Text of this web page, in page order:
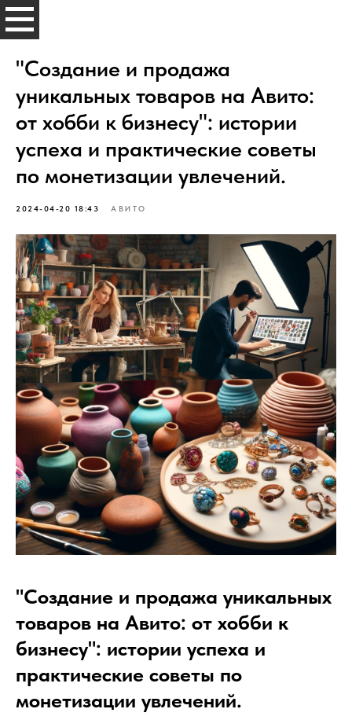
"Создание и продажа
уникальных товаров на Авито:
от хобби к бизнесу": истории
успеха и практические советы
по монетизации увлечений.
2024-04-20 18:43 АВИТО
"Создание и продажа уникальных
товаров на Авито: от хобби к
бизнесу": истории успеха и
практические советы по
монетизации увлечений.